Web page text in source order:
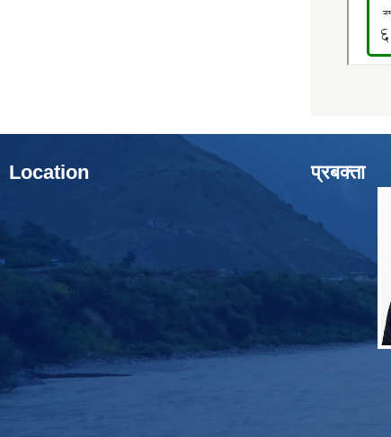
Location प्रबक्ता